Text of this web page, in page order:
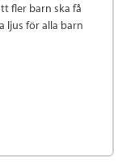
fler barn ska få
ljus för alla barn